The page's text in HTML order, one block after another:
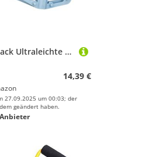
Aymzbd 2er Pack Ultraleichte Fahrradpedale mit Reflektor, Direktes Ersatzzubehör für Den Außenbereich, Blau
14,39 €
27.09.2025 um 00:03; der
geändert haben.